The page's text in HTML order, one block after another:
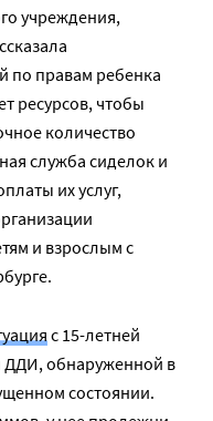
учреждения,
по правам ребенка
ресурсов, чтобы
количество
служба сиделок и
их услуг,
и взрослым с
с 15-летней
ДДИ, обнаруженной в
состоянии.